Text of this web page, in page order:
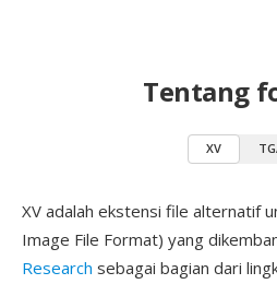
Tentang
XV
XV adalah ekstensi file alternatif
Image File Format) yang
Research sebagai bagian dari